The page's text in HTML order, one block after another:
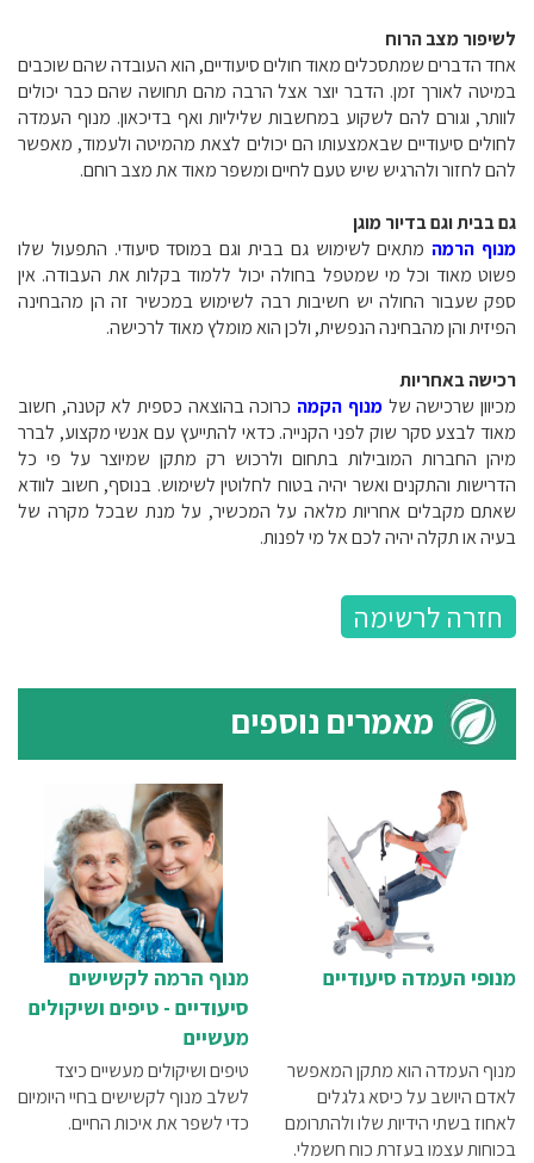
לשיפור מצב הרוח
אחד הדברים שמתסכלים מאוד חולים סיעודיים, הוא העובדה שהם שוכבים
במיטה לאורך זמן. הדבר יוצר אצל הרבה מהם תחושה שהם כבר יכולים
לוותר, וגורם להם לשקוע במחשבות שליליות ואף בדיכאון. מנוף העמדה
לחולים סיעודיים שבאמצעותו הם יכולים לצאת מהמיטה ולעמוד, מאפשר
להם לחזור ולהרגיש שיש טעם לחיים ומשפר מאוד את מצב רוחם.
גם בבית וגם בדיור מוגן
מנוף הרמה מתאים לשימוש גם בבית וגם במוסד סיעודי. התפעול שלו
פשוט מאוד וכל מי שמטפל בחולה יכול ללמוד בקלות את העבודה. אין
ספק שעבור החולה יש חשיבות רבה לשימוש במכשיר זה הן מהבחינה
הפיזית והן מהבחינה הנפשית, ולכן הוא מומלץ מאוד לרכישה.
רכישה באחריות
מכיוון שרכישה שלמנוף הקמה כרוכה בהוצאה כספית לא קטנה, חשוב
מאוד לבצע סקר שוק לפני הקנייה. כדאי להתייעץ עם אנשי מקצוע, לברר
מיהן החברות המובילות בתחום ולרכוש רק מתקן שמיוצר על פי כל
הדרישות והתקנים ואשר יהיה בטוח לחלוטין לשימוש. בנוסף, חשוב לוודא
שאתם מקבלים אחריות מלאה על המכשיר, על מנת שבכל מקרה של
בעיה או תקלה יהיה לכם אל מי לפנות.
חזרה לרשימה
מאמרים נוספים
מנוף הרמה לקשישים
סיעודיים - טיפים ושיקולים
מעשיים
טיפים ושיקולים מעשיים כיצד
לשלב מנוף לקשישים בחיי היומיום
כדי לשפר את איכות החיים.
מנופי העמדה סיעודיים
מנוף העמדה הוא מתקן המאפשר
לאדם היושב על כיסא גלגלים
לאחוז בשתי הידיות שלו ולהתרומם
בכוחות עצמו בעזרת כוח חשמלי.